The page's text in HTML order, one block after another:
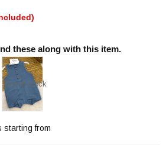
these along with this item.
Out of stock
starting from